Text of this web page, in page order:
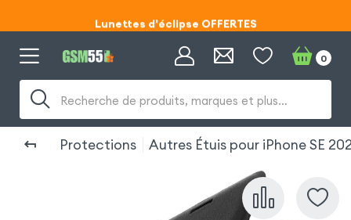
Code ECLIPSE55
Code ECLIPSE55
Recherche de produits, marques et plus…
0
Protections Autres Étuis pour iPhone SE